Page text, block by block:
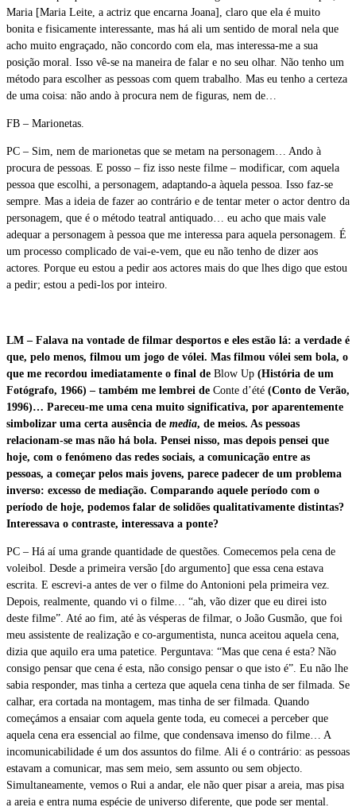
Maria [Maria Leite, a actriz que encarna Joana], claro que ela é muito
bonita e fisicamente interessante, mas há ali um sentido de moral nela que
acho muito engraçado, não concordo com ela, mas interessa-me a sua
posição moral. Isso vê-se na maneira de falar e no seu olhar. Não tenho um
método para escolher as pessoas com quem trabalho. Mas eu tenho a certeza
de uma coisa: não ando à procura nem de figuras, nem de…
FB – Marionetas.
PC – Sim, nem de marionetas que se metam na personagem… Ando à
procura de pessoas. E posso – fiz isso neste filme – modificar, com aquela
pessoa que escolhi, a personagem, adaptando-a àquela pessoa. Isso faz-se
sempre. Mas a ideia de fazer ao contrário e de tentar meter o actor dentro da
personagem, que é o método teatral antiquado… eu acho que mais vale
adequar a personagem à pessoa que me interessa para aquela personagem. É
um processo complicado de vai-e-vem, que eu não tenho de dizer aos
actores. Porque eu estou a pedir aos actores mais do que lhes digo que estou
a pedir; estou a pedi-los por inteiro.
LM – Falava na vontade de filmar desportos e eles estão lá: a verdade é
que, pelo menos, filmou um jogo de vólei. Mas filmou vólei sem bola, o
que me recordou imediatamente o final de Blow Up (História de um
Fotógrafo, 1966) – também me lembrei de Conte d’été (Conto de Verão,
1996)… Pareceu-me uma cena muito significativa, por aparentemente
simbolizar uma certa ausência de media, de meios. As pessoas
relacionam-se mas não há bola. Pensei nisso, mas depois pensei que
hoje, com o fenómeno das redes sociais, a comunicação entre as
pessoas, a começar pelos mais jovens, parece padecer de um problema
inverso: excesso de mediação. Comparando aquele período com o
período de hoje, podemos falar de solidões qualitativamente distintas?
Interessava o contraste, interessava a ponte?
PC – Há aí uma grande quantidade de questões. Comecemos pela cena de
voleibol. Desde a primeira versão [do argumento] que essa cena estava
escrita. E escrevi-a antes de ver o filme do Antonioni pela primeira vez.
Depois, realmente, quando vi o filme… “ah, vão dizer que eu direi isto
deste filme”. Até ao fim, até às vésperas de filmar, o João Gusmão, que foi
meu assistente de realização e co-argumentista, nunca aceitou aquela cena,
dizia que aquilo era uma patetice. Perguntava: “Mas que cena é esta? Não
consigo pensar que cena é esta, não consigo pensar o que isto é”. Eu não lhe
sabia responder, mas tinha a certeza que aquela cena tinha de ser filmada. Se
calhar, era cortada na montagem, mas tinha de ser filmada. Quando
começámos a ensaiar com aquela gente toda, eu comecei a perceber que
aquela cena era essencial ao filme, que condensava imenso do filme… A
incomunicabilidade é um dos assuntos do filme. Ali é o contrário: as pessoas
estavam a comunicar, mas sem meio, sem assunto ou sem objecto.
Simultaneamente, vemos o Rui a andar, ele não quer pisar a areia, mas pisa
a areia e entra numa espécie de universo diferente, que pode ser mental.